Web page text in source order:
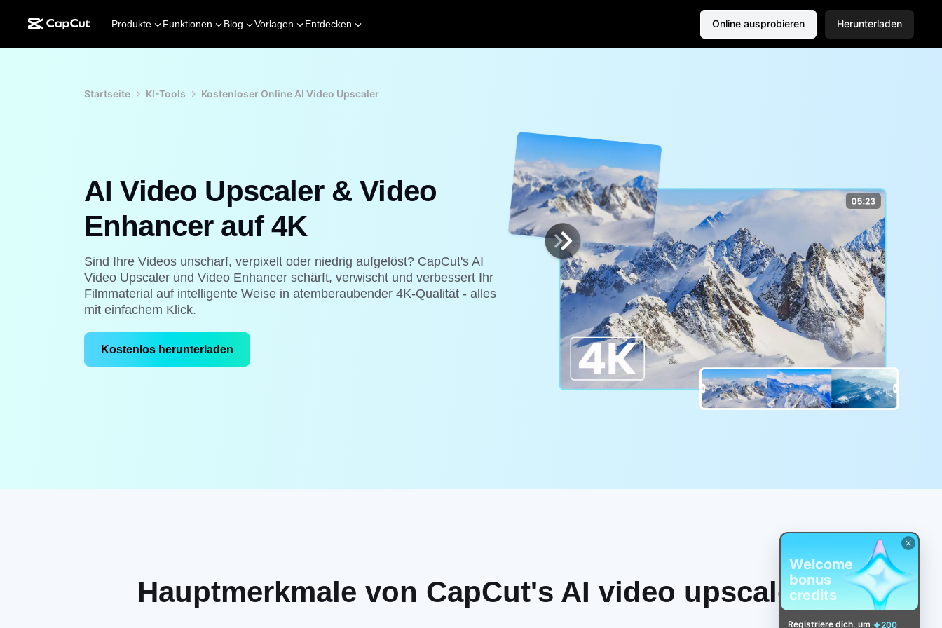
Produkte Funktionen Blog Vorlagen Entdecken Online ausprobieren Herunterladen
Startseite KI-Tools Kostenloser Online AI Video Upscaler
AI Video Upscaler & Video
Enhancer auf 4K
Sind Ihre Videos unscharf, verpixelt oder niedrig aufgelöst? CapCut's AI
Video Upscaler und Video Enhancer schärft, verwischt und verbessert Ihr
Filmmaterial auf intelligente Weise in atemberaubender 4K-Qualität - alles
mit einfachem Klick.
Kostenlos herunterladen
Hauptmerkmale von CapCut's AI video upscaler
Welcome
bonus
credits
Registriere dich, um 200